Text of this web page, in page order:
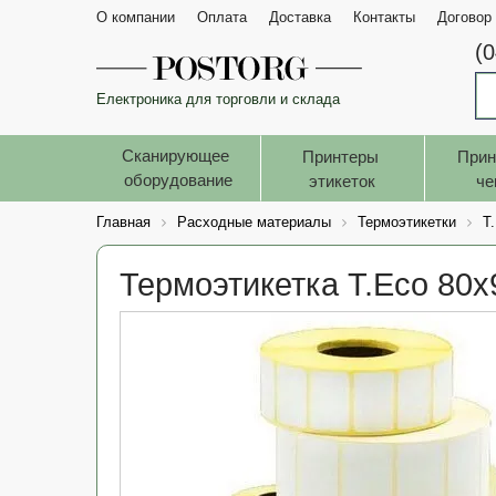
О компании Оплата Доставка Контакты
Електроника для торговли и склада
Сканирующее
оборудование
Принтеры
этикеток
Главная Расходные материалы Термоэтикетки
Термоэтикетка T.Eco